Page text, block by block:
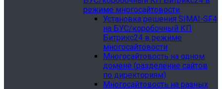
режиме многосайтовости
Установка решения SIMAI-SF4
на БУС/коробочный КП
Битрикс24 в режиме
многосайтовости
Многосайтовость на одном
домене (разделение сайтов
по директориям)
Многосайтовость на разных